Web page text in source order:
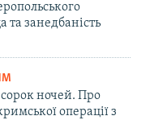
та занедбаність
ночей. Про
операції з